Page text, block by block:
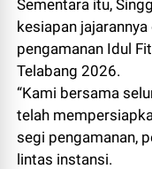
Sementara itu,
kesiapan
pengamanan Idul
Telabang 2026.
“Kami bersama
telah
segi pengamanan,
lintas instansi.